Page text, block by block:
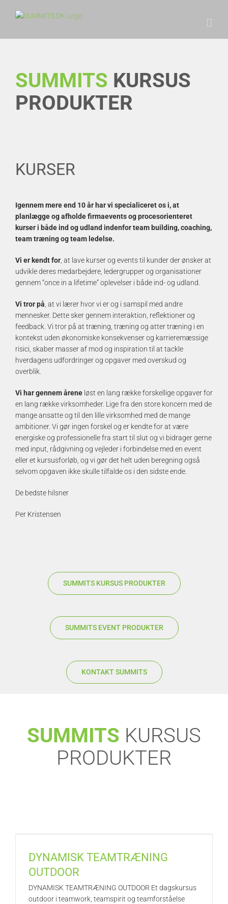
SUMMITS KURSUS
PRODUKTER
KURSER
Igennem mere end 10 år har vi specialiceret os i, at
planlægge og afholde firmaevents og procesorienteret
kurser i både ind og udland indenfor team building, coaching,
team træning og team ledelse.
Vi er kendt for , at lave kurser og events til kunder der ønsker at
udvikle deres medarbejdere, ledergrupper og organisationer
gennem “once in a lifetime” oplevelser i både ind- og udland.
Vi tror på , at vi lærer hvor vi er og i samspil med andre
mennesker. Dette sker gennem interaktion, reflektioner og
feedback. Vi tror på at træning, træning og atter træning i en
kontekst uden økonomiske konsekvenser og karrieremæssige
risici, skaber masser af mod og inspiration til at tackle
hverdagens udfordringer og opgaver med overskud og
overblik.
Vi har gennem årene løst en lang række forskellige opgaver for
en lang række virksomheder. Lige fra den store koncern med de
mange ansatte og til den lille virksomhed med de mange
ambitioner. Vi gør ingen forskel og er kendte for at være
energiske og professionelle fra start til slut og vi bidrager gerne
med input, rådgivning og vejleder i forbindelse med en event
eller et kursusforløb, og vi gør det helt uden beregning også
selvom opgaven ikke skulle tilfalde os i den sidste ende.
De bedste hilsner
Per Kristensen
SUMMITS KURSUS PRODUKTER
SUMMITS EVENT PRODUKTER
KONTAKT SUMMITS
SUMMITS KURSUS
PRODUKTER
DYNAMISK TEAMTRÆNING
OUTDOOR
DYNAMISK TEAMTRÆNING OUTDOOR Et dagskursus
outdoor i teamwork, teamspirit og teamforståelse